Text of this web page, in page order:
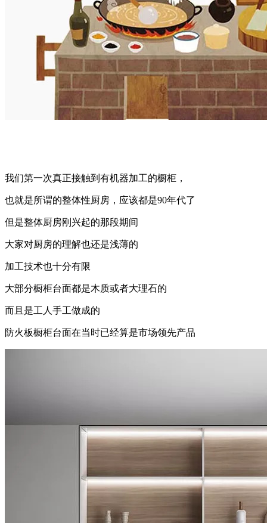
我们第一次真正接触到有机器加工的橱柜，
也就是所谓的整体性厨房，应该都是90年代了
但是整体厨房刚兴起的那段期间
大家对厨房的理解也还是浅薄的
加工技术也十分有限
大部分橱柜台面都是木质或者大理石的
而且是工人手工做成的
防火板橱柜台面在当时已经算是市场领先产品